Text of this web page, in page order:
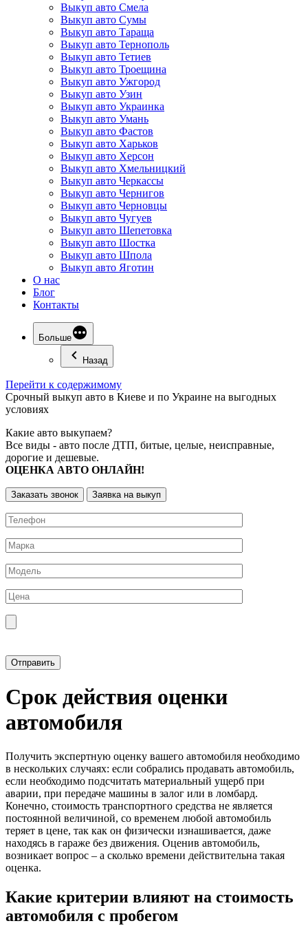
Выкуп авто Смела
Выкуп авто Сумы
Выкуп авто Тараща
Выкуп авто Тернополь
Выкуп авто Тетиев
Выкуп авто Троещина
Выкуп авто Ужгород
Выкуп авто Узин
Выкуп авто Украинка
Выкуп авто Умань
Выкуп авто Фастов
Выкуп авто Харьков
Выкуп авто Херсон
Выкуп авто Хмельницкий
Выкуп авто Черкассы
Выкуп авто Чернигов
Выкуп авто Черновцы
Выкуп авто Чугуев
Выкуп авто Шепетовка
Выкуп авто Шостка
Выкуп авто Шпола
Выкуп авто Яготин
О нас
Блог
Контакты
Больше
Назад
Перейти к содержимому
Срочный выкуп авто в Киеве и по Украине на выгодных
условиях
Какие авто выкупаем?
Все виды - авто после ДТП, битые, целые, неисправные,
дорогие и дешевые.
ОЦЕНКА АВТО ОНЛАЙН!
Заказать звонок Заявка на выкуп
Срок действия оценки
автомобиля
Получить экспертную оценку вашего автомобиля необходимо
в нескольких случаях: если собрались продавать автомобиль,
если необходимо подсчитать материальный ущерб при
аварии, при передаче машины в залог или в ломбард.
Конечно, стоимость транспортного средства не является
постоянной величиной, со временем любой автомобиль
теряет в цене, так как он физически изнашивается, даже
находясь в гараже без движения. Оценив автомобиль,
возникает вопрос – а сколько времени действительна такая
оценка.
Какие критерии влияют на стоимость
автомобиля с пробегом